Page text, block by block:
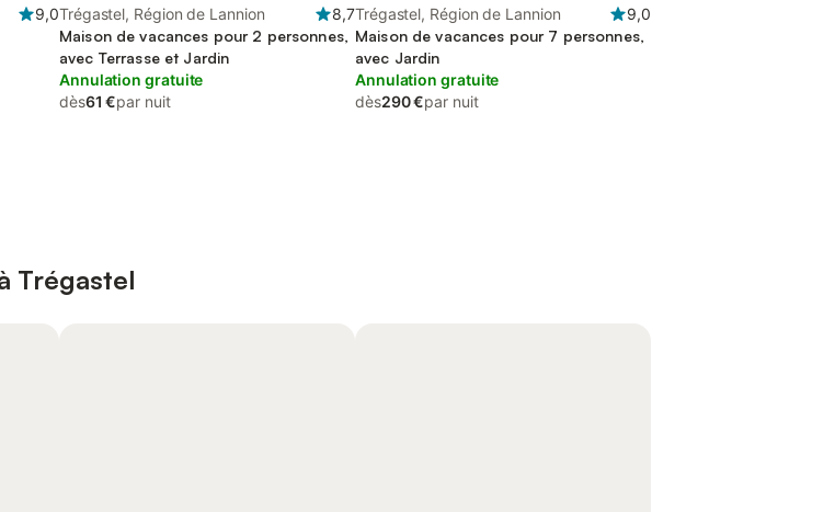
9,0Trégastel, Région de Lannion
8,7
Maison de vacances pour 2 personnes,
avec Terrasse et Jardin
Annulation gratuite
dès61 €par nuit
Trégastel, Région de Lannion
9,0
Maison de vacances pour 7 personnes,
avec Jardin
Annulation gratuite
dès290 €par nuit
Trégastel